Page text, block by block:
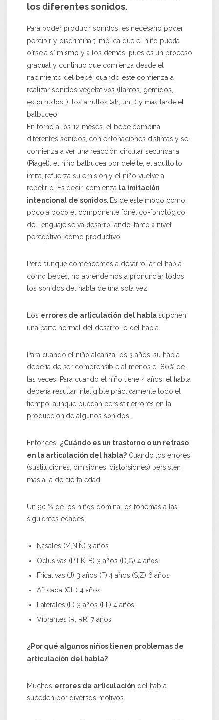
los diferentes sonidos.
Para poder producir sonidos, es necesario poder
percibir y discriminar; implica que el niño pueda
oírse a sí mismo y a los demás, pues es un proceso
gradual y continuo que comienza desde el
nacimiento del bebé, cuando éste comienza a
realizar sonidos vegetativos (llantos, gemidos,
estornudos…), los arrullos (ah, uh,…) y más tarde el
balbuceo.
En torno a los 12 meses, el bebé combina
diferentes sonidos, con entonaciones distintas y se
comienza a ver una reacción circular secundaria
(Piaget): el niño balbucea por deleite, el adulto lo
imita, refuerza su emisión y el niño vuelve a
repetirlo. Es decir, comienza la imitación
intencional de sonidos . Es de este modo como
poco a poco el componente fonético-fonológico
del lenguaje se va desarrollando, tanto a nivel
perceptivo, como productivo.
Pero aunque comencemos a desarrollar el habla
como bebés, no aprendemos a pronunciar todos
los sonidos del habla de una sola vez.
Los errores de articulación del hablasuponen
una parte normal del desarrollo del habla.
Para cuando el niño alcanza los 3 años, su habla
debería de ser comprensible al menos el 80% de
las veces. Para cuando el niño tiene 4 años, el habla
debería resultar inteligible prácticamente todo el
tiempo, aunque puedan persistir errores en la
producción de algunos sonidos.
Entonces, ¿Cuándo es un trastorno o un retraso
en la articulación del habla? Cuando los errores
(sustituciones, omisiones, distorsiones) persisten
más allá de cierta edad.
Un 90 % de los niños domina los fonemas a las
siguientes edades:
Nasales (M,N,Ñ) 3 años
Oclusivas (P,T,K, B) 3 años (D,G) 4 años
Fricativas (J) 3 años (F) 4 años (S,Z) 6 años
Africada (CH) 4 años
Laterales (L) 3 años (LL) 4 años
Vibrantes (R, RR) 7 años
¿Por qué algunos niños tienen problemas de
articulación del habla?
Muchos errores de articulación del habla
suceden por diversos motivos.